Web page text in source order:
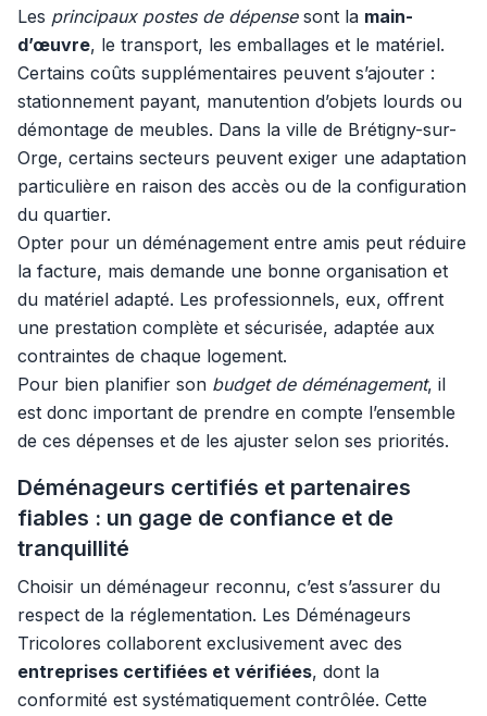
Les principaux postes de dépensesont la main-
d’œuvre, le transport, les emballages et le matériel.
Certains coûts supplémentaires peuvent s’ajouter :
stationnement payant, manutention d’objets lourds ou
démontage de meubles. Dans la ville de Brétigny-sur-
Orge, certains secteurs peuvent exiger une adaptation
particulière en raison des accès ou de la configuration
du quartier.
Opter pour un déménagement entre amis peut réduire
la facture, mais demande une bonne organisation et
du matériel adapté. Les professionnels, eux, offrent
une prestation complète et sécurisée, adaptée aux
contraintes de chaque logement.
Pour bien planifier son budget de déménagement, il
est donc important de prendre en compte l’ensemble
de ces dépenses et de les ajuster selon ses priorités.
Déménageurs certifiés et partenaires
fiables : un gage de confiance et de
tranquillité
Choisir un déménageur reconnu, c’est s’assurer du
respect de la réglementation. Les Déménageurs
Tricolores collaborent exclusivement avec des
entreprises certifiées et vérifiées, dont la
conformité est systématiquement contrôlée. Cette